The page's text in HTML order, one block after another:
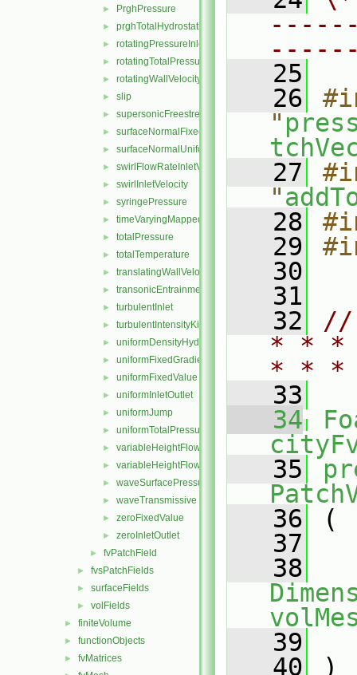
► PrghPressure
► prghTotalHydrostaticPressure
► rotatingPressureInletOutletVelocity
► rotatingTotalPressure
► rotatingWallVelocity
► slip
► supersonicFreestream
► surfaceNormalFixedValue
► surfaceNormalUniformFixedValue
► swirlFlowRateInletVelocity
► swirlInletVelocity
► syringePressure
► timeVaryingMappedFixedValue
► totalPressure
► totalTemperature
► translatingWallVelocity
► transonicEntrainmentPressure
► turbulentInlet
► turbulentIntensityKineticEnergyInlet
► uniformDensityHydrostaticPressure
► uniformFixedGradient
► uniformFixedValue
► uniformInletOutlet
► uniformJump
► uniformTotalPressure
► variableHeightFlowRate
► variableHeightFlowRateInletVelocity
► waveSurfacePressure
► waveTransmissive
► zeroFixedValue
► zeroInletOutlet
► fvPatchField
► fvsPatchFields
► surfaceFields
► volFields
► finiteVolume
► functionObjects
► fvMatrices
   25
   26
"
   27
"
   28
   29
   30
   31
   32
//
* * *
* *
   33
   34
   35
   36
(
   37
   38
   39
   40
)